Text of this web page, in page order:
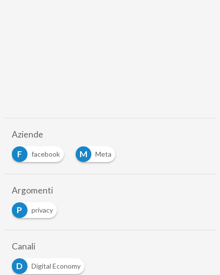
Aziende
F
facebook M Meta
Argomenti
P
privacy
Canali
D
Digital Economy